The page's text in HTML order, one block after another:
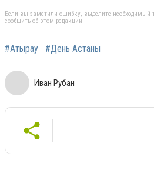
Если вы заметили ошибку, выделите необходимый
сообщить об этом редакции
#Атырау #День Астаны
Иван Рубан